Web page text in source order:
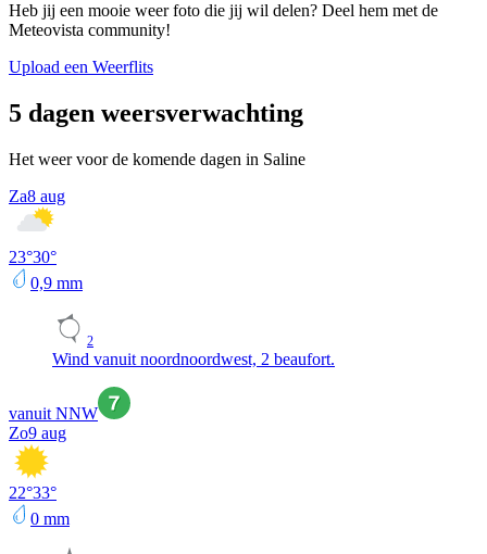
Heb jij een mooie weer foto die jij wil delen? Deel hem met de
Meteovista community!
Upload een Weerflits
5 dagen weersverwachting
Het weer voor de komende dagen in Saline
Za8 aug
23°30°
0,9 mm
2
Wind vanuit noordnoordwest, 2 beaufort.
vanuit NNW
Zo9 aug
22°33°
0 mm